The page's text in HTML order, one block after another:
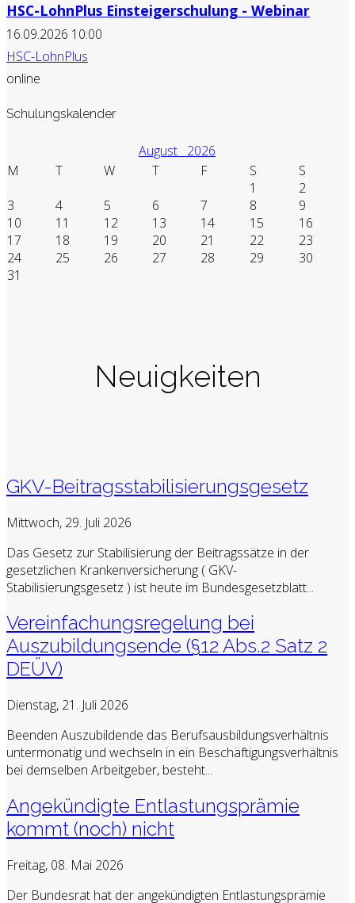
HSC-LohnPlus Einsteigerschulung - Webinar
16.09.2026 10:00
HSC-LohnPlus
online
Schulungskalender
August 2026
M
T W T F S
S
1
2
3
4 5 6 7 8
9
10
11 12 13 14 15
16
17
18 19 20 21 22
23
24
25 26 27 28 29
30
31
Neuigkeiten
GKV-Beitragsstabilisierungsgesetz
Mittwoch, 29. Juli 2026
Das Gesetz zur Stabilisierung der Beitragssätze in der
gesetzlichen Krankenversicherung ( GKV-
Stabilisierungsgesetz ) ist heute im Bundesgesetzblatt...
Vereinfachungsregelung bei
Auszubildungsende (§12 Abs.2 Satz 2
DEÜV)
Dienstag, 21. Juli 2026
Beenden Auszubildende das Berufsausbildungsverhältnis
untermonatig und wechseln in ein Beschäftigungsverhältnis
bei demselben Arbeitgeber, besteht...
Angekündigte Entlastungsprämie
kommt (noch) nicht
Freitag, 08. Mai 2026
Der Bundesrat hat der angekündigten Entlastungsprämie